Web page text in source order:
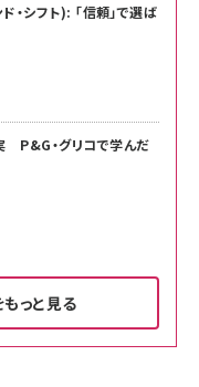
シフト): 「信頼」で選ば
P&G・グリコで学んだ
っと見る